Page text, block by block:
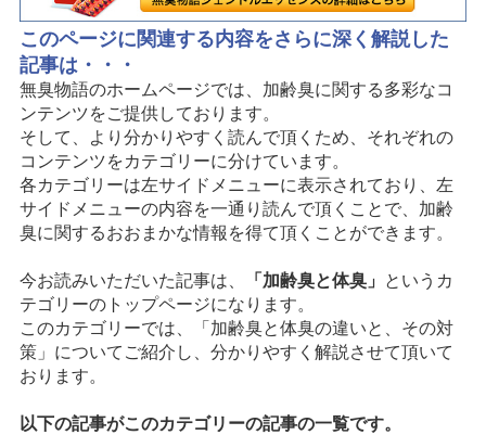
このページに関連する内容をさらに深く解説した
記事は・・・
無臭物語のホームページでは、加齢臭に関する多彩なコ
ンテンツをご提供しております。
そして、より分かりやすく読んで頂くため、それぞれの
コンテンツをカテゴリーに分けています。
各カテゴリーは左サイドメニューに表示されており、左
サイドメニューの内容を一通り読んで頂くことで、加齢
臭に関するおおまかな情報を得て頂くことができます。
今お読みいただいた記事は、 「加齢臭と体臭」
というカ
テゴリーのトップページになります。
このカテゴリーでは、「加齢臭と体臭の違いと、その対
策」についてご紹介し、分かりやすく解説させて頂いて
おります。
以下の記事がこのカテゴリーの記事の一覧です。